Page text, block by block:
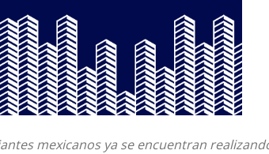
mexicanos ya se encuentran